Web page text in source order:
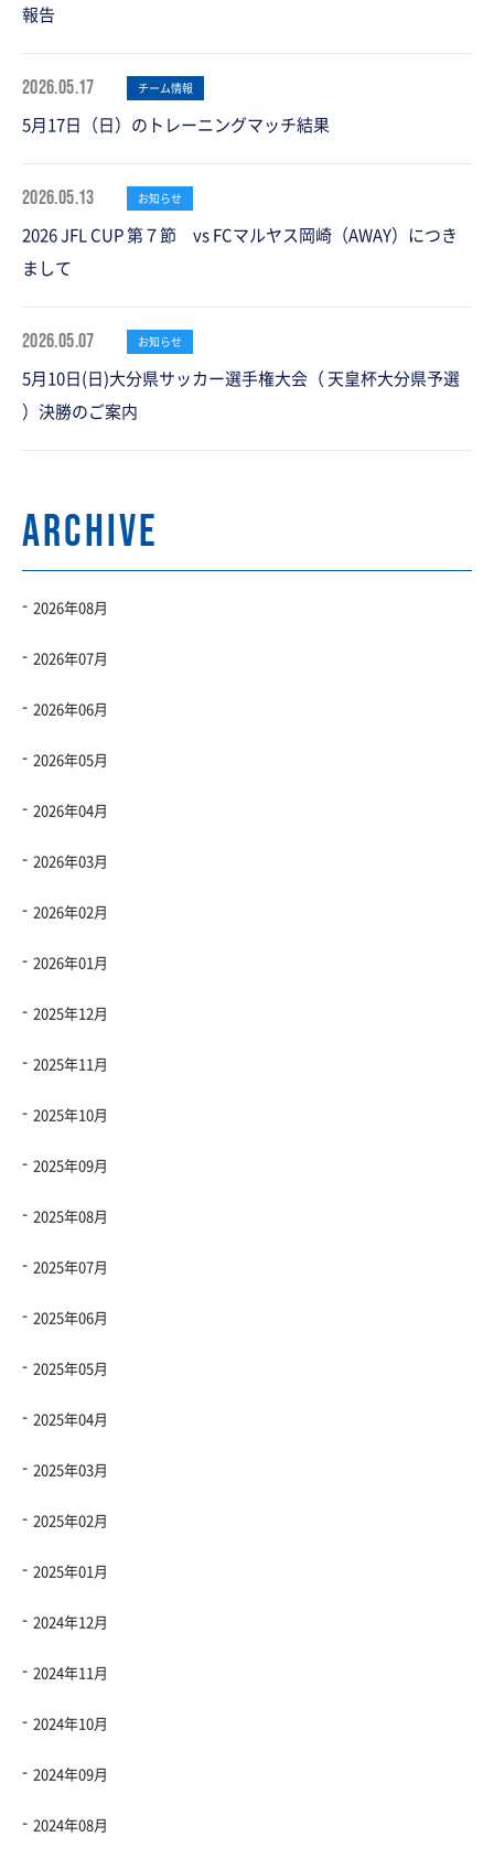
報告
2026.05.17 チーム情報
5月17日（日）のトレーニングマッチ結果
2026.05.13 お知らせ
2026 JFL CUP 第７節 vs FCマルヤス岡崎（AWAY）につき
まして
2026.05.07 お知らせ
5月10日(日)大分県サッカー選手権大会（ 天皇杯大分県予選
）決勝のご案内
ARCHIVE
2026年08月
2026年07月
2026年06月
2026年05月
2026年04月
2026年03月
2026年02月
2026年01月
2025年12月
2025年11月
2025年10月
2025年09月
2025年08月
2025年07月
2025年06月
2025年05月
2025年04月
2025年03月
2025年02月
2025年01月
2024年12月
2024年11月
2024年10月
2024年09月
2024年08月